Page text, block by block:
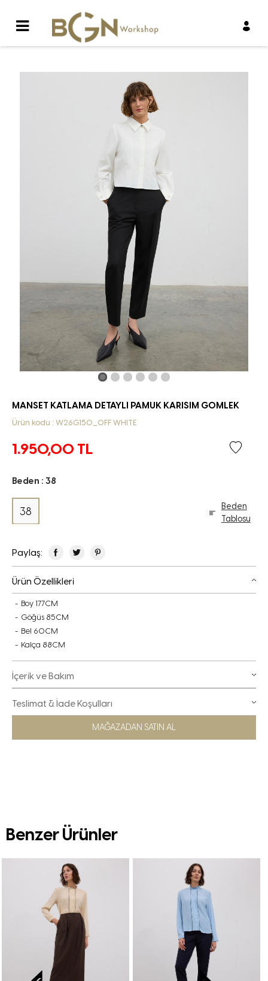
MANSET KATLAMA DETAYLI PAMUK KARISIM GOMLEK
Ürün kodu : W26G150_OFF WHITE
1.950,00 TL
Beden : 38
38
Beden
Tablosu
Paylaş:
Ürün Özellikleri
Boy 177CM
Göğüs 85CM
Bel 60CM
Kalça 88CM
İçerik ve Bakım
Teslimat & İade Koşulları
MAĞAZADAN SATIN AL
Benzer Ürünler